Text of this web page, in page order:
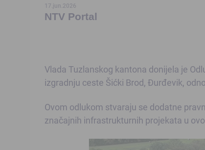
17.jun.2026
NTV Portal
Vlada Tuzlanskog kantona donijela je
izgradnju ceste Šićki Brod, Đurđevik,
Ovom odlukom stvaraju se dodatne
značajnih infrastrukturnih projekata u